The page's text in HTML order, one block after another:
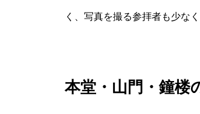
く、写真を撮る参拝者も少なく
本堂・山門・鐘楼